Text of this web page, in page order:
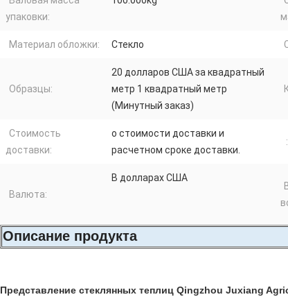
упаковки:
Материал обложки: Стекло
Образцы:
20 долларов США за квадратный
метр 1 квадратный метр
(Минутный заказ)
Стоимость
доставки:
о стоимости доставки и
расчетном сроке доставки.
:
Валюта:
В долларах США
Описание продукта
Представление стеклянных теплиц Qingzhou Juxiang